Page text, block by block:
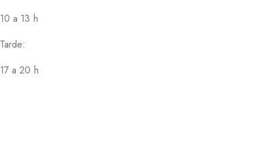
10 a 13 h
Tarde:
17 a 20 h